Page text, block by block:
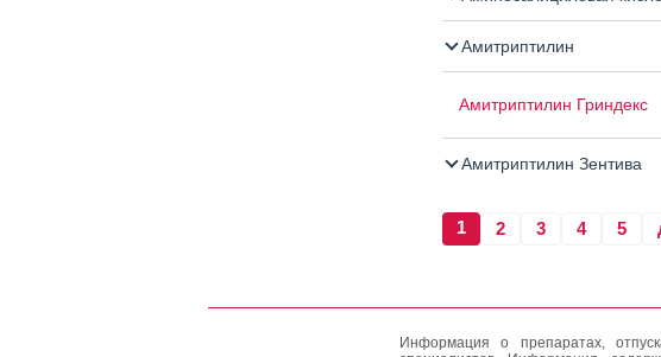
Амитриптилин
Амитриптилин Гриндекс
Амитриптилин Зентива
1 2 3 4 5
Информация о препаратах,